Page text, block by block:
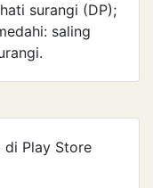
surangi (DP);
saling
di Play Store